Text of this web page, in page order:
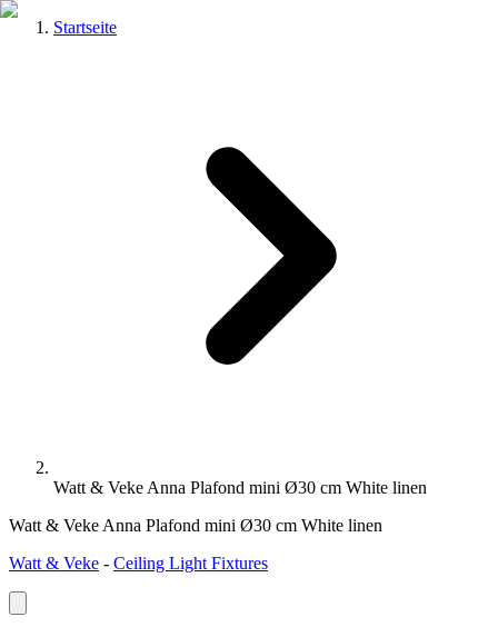
Startseite
Watt & Veke Anna Plafond mini Ø30 cm White linen
Watt & Veke Anna Plafond mini Ø30 cm White linen
Watt & Veke - Ceiling Light Fixtures